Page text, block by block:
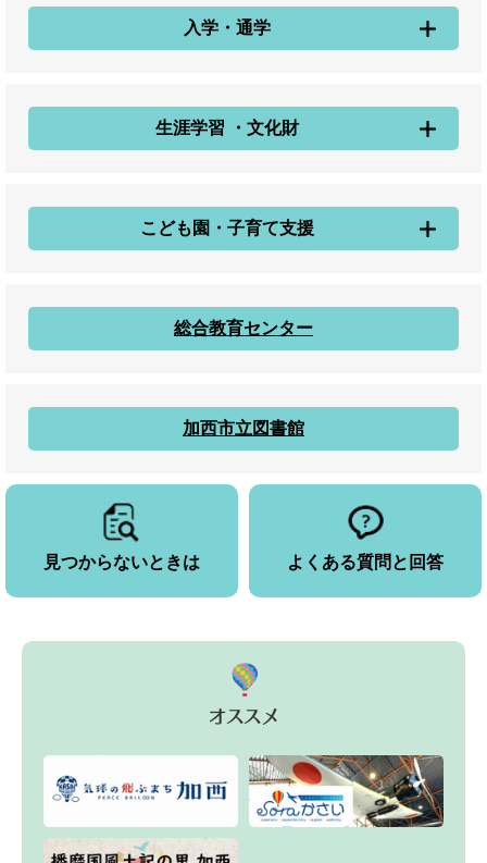
入学・通学
生涯学習 ・文化財
こども園・子育て支援
総合教育センター
加西市立図書館
見つからないときは よくある質問と回答